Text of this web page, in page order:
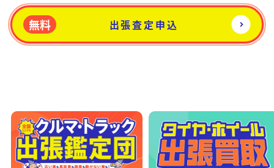
無料 出張査定申込